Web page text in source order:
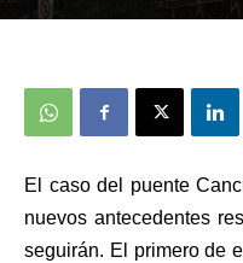
El caso del puente
nuevos antecedentes
seguirán. El primero de